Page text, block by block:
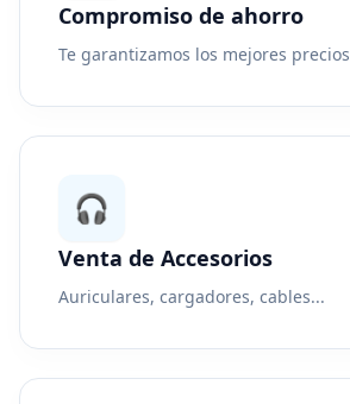
Compromiso de ahorro
Te garantizamos los mejores precios
🎧
Venta de Accesorios
Auriculares, cargadores, cables...